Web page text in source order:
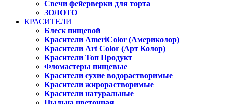
Свечи фейерверки для торта
ЗОЛОТО
КРАСИТЕЛИ
Блеск пищевой
Красители AmeriColor (Америколор)
Красители Art Color (Арт Колор)
Красители Топ Продукт
Фломастеры пищевые
Красители сухие водорастворимые
Красители жирорастворимые
Красители натуральные